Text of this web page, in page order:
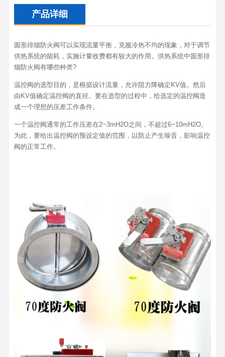
产品详细
圆形排烟防火阀可以实现流量平衡，克服冷热不均的现象，对于调节
供热系统的能耗，实施计量收费都有较大的作用。供热系统中圆形排
烟防火阀有哪些种类?
温控阀的选型目的，是根据设计流量，允许阻力降确定KV值。然后
由KV值确定温控阀的直径。要在选型的过程中，给选定的温控阀造
成一个理想的压差工作条件。
一个温控阀通常的工作压差在2~3mH2O之间，不超过6~10mH2O。
为此，要给出温控阀的预设定值的范围，以防止产生噪音，影响温控
阀的正常工作。